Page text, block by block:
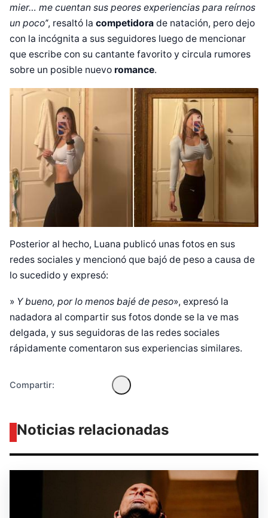
mier… me cuentan sus peores experiencias para reírnos
un poco’‘, resaltó la competidora de natación, pero dejo
con la incógnita a sus seguidores luego de mencionar
que escribe con su cantante favorito y circula rumores
sobre un posible nuevo romance.
Posterior al hecho, Luana publicó unas fotos en sus
redes sociales y mencionó que bajó de peso a causa de
lo sucedido y expresó:
» Y bueno, por lo menos bajé de peso», expresó la
nadadora al compartir sus fotos donde se la ve mas
delgada, y sus seguidoras de las redes sociales
rápidamente comentaron sus experiencias similares.
Compartir:
Noticias relacionadas